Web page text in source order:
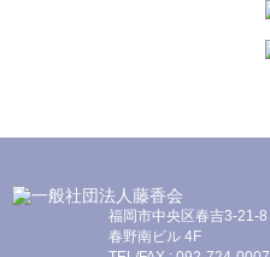
福岡市中央区春吉3-21-8
春野南ビル 4F